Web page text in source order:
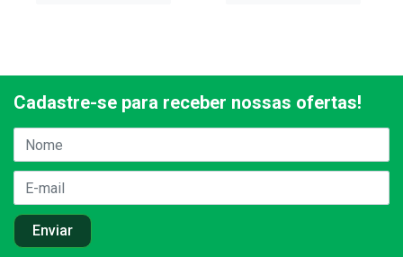
Cadastre-se para receber nossas ofertas!